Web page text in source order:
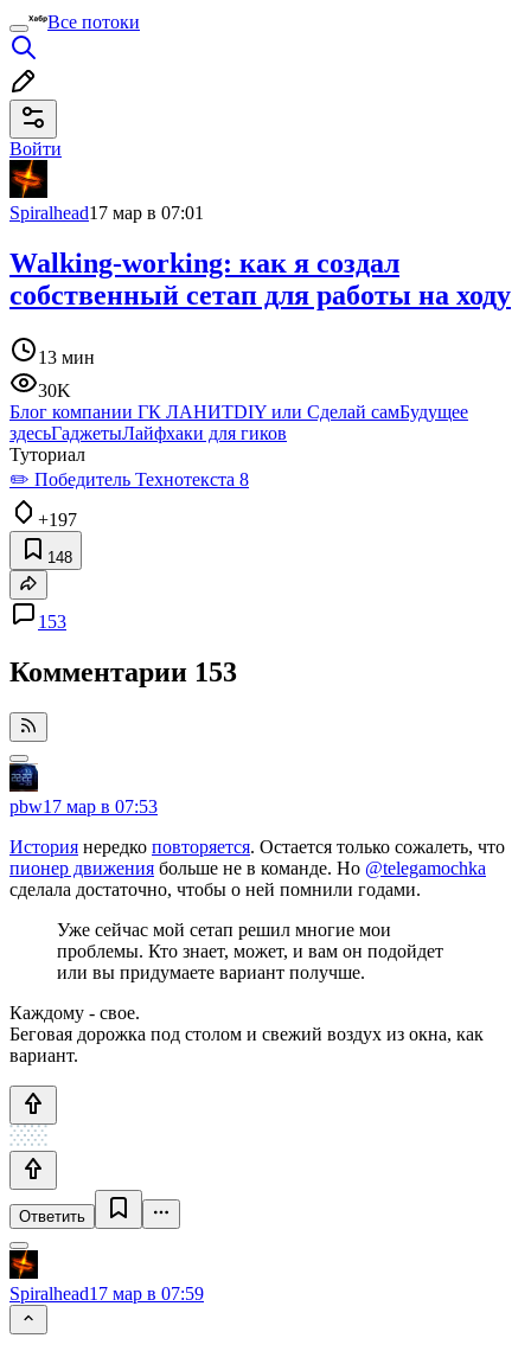
Все потоки
Войти
Spiralhead17 мар в 07:01
Walking-working: как я создал
собственный сетап для работы на ходу
13 мин
30K
Блог компании ГК ЛАНИТDIY или Сделай самБудущее
здесьГаджетыЛайфхаки для гиков
Туториал
✏️ Победитель Технотекста 8
+197
148
153
Комментарии 153
pbw17 мар в 07:53
История нередко повторяется. Остается только сожалеть, что
пионер движения больше не в команде. Но @telegamochka
сделала достаточно, чтобы о ней помнили годами.
Уже сейчас мой сетап решил многие мои
проблемы. Кто знает, может, и вам он подойдет
или вы придумаете вариант получше.
Каждому - свое.
Беговая дорожка под столом и свежий воздух из окна, как
вариант.
Ответить
Spiralhead17 мар в 07:59